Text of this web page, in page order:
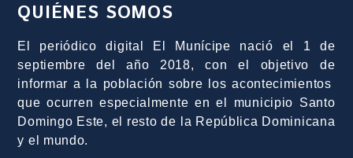
QUIÉNES SOMOS
El periódico digital El Munícipe nació el 1 de
septiembre del año 2018, con el objetivo de
informar a la población sobre los acontecimientos
que ocurren especialmente en el municipio Santo
Domingo Este, el resto de la República Dominicana
y el mundo.